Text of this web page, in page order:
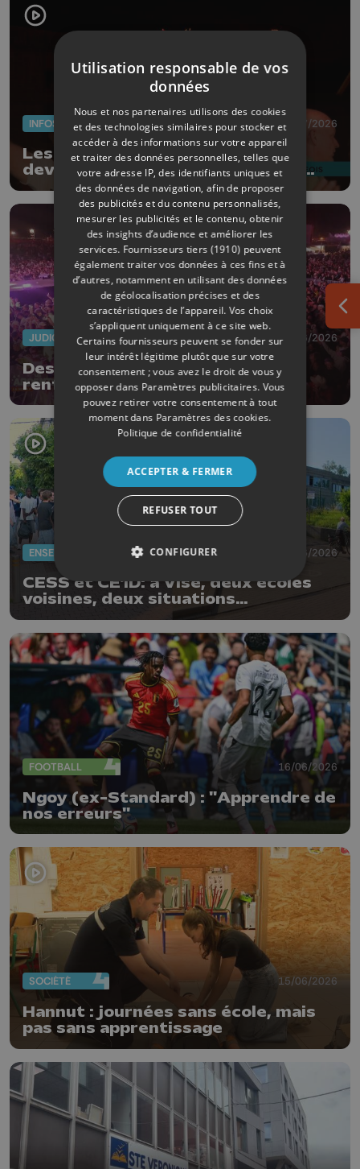
INFOS 02/07/2026
Les supporters liégeois ont vibré
devant la remontada des Diables
Rouges
JUDICIAIRE 29/06/2026
Des contrôles anti-drogues
renforcés aux Ardentes
19/06/2026
CESS et CE1D: à Visé, deux écoles
voisines, deux situations
FOOTBALL 16/06/2026
Ngoy (ex-Standard) : "Apprendre de
nos erreurs"
SOCIÉTÉ 15/06/2026
Hannut : journées sans école, mais
pas sans apprentissage
Utilisation responsable de vos
données
Nous et nos partenaires utilisons des cookies
et des technologies similaires pour stocker et
accéder à des informations sur votre appareil
et traiter des données personnelles, telles que
votre adresse IP, des identifiants uniques et
des données de navigation, afin de proposer
des publicités et du contenu personnalisés,
mesurer les publicités et le contenu, obtenir
des insights d’audience et améliorer les
services. Fournisseurs tiers (1910) peuvent
également traiter vos données à ces fins et à
d’autres, notamment en utilisant des données
de géolocalisation précises et des
caractéristiques de l’appareil. Vos choix
s’appliquent uniquement à ce site web.
Certains fournisseurs peuvent se fonder sur
leur intérêt légitime plutôt que sur votre
consentement ; vous avez le droit de vous y
opposer dans Paramètres publicitaires. Vous
pouvez retirer votre consentement à tout
moment dans Paramètres des cookies.
Politique de confidentialité
ACCEPTER & FERMER
REFUSER TOUT
CONFIGURER